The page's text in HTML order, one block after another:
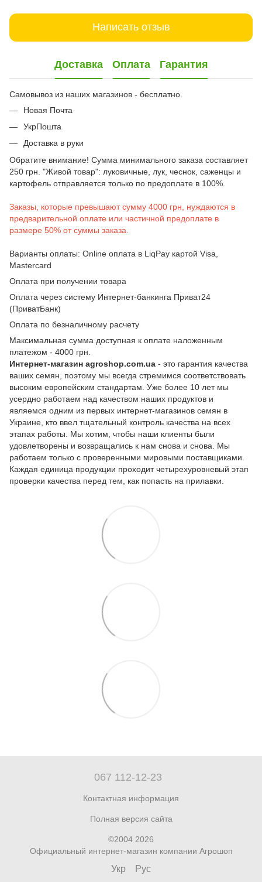
Написать отзыв
Доставка Оплата Гарантия
Самовывоз из наших магазинов - бесплатно.
Новая Почта
УкрПошта
Доставка в руки
Обратите внимание! Сумма минимального заказа составляет
250 грн. "Живой товар": луковичные, лук, чеснок, саженцы и
картофель отправляется только по предоплате в 100%.
Заказы, которые превышают сумму 4000 грн, нуждаются в
предварительной оплате или частичной предоплате в
размере 50% от суммы заказа.
Варианты оплаты: Online оплата в LiqPay картой Visa,
Mastercard
Оплата при получении товара
Оплата через систему Интернет-банкинга Приват24
(ПриватБанк)
Оплата по безналичному расчету
Максимальная сумма доступная к оплате наложенным
платежом - 4000 грн.
Интернет-магазин agroshop.com.ua - это гарантия качества
ваших семян, поэтому мы всегда стремимся соответствовать
высоким европейским стандартам. Уже более 10 лет мы
усердно работаем над качеством наших продуктов и
являемся одним из первых интернет-магазинов семян в
Украине, кто ввел тщательный контроль качества на всех
этапах работы. Мы хотим, чтобы наши клиенты были
удовлетворены и возвращались к нам снова и снова. Мы
работаем только с проверенными мировыми поставщиками.
Каждая единица продукции проходит четырехуровневый этап
проверки качества перед тем, как попасть на прилавки.
067 112-12-23
Контактная информация
Полная версия сайта
©2004 2026
Официальный интернет-магазин компании Агрошоп
Укр Рус